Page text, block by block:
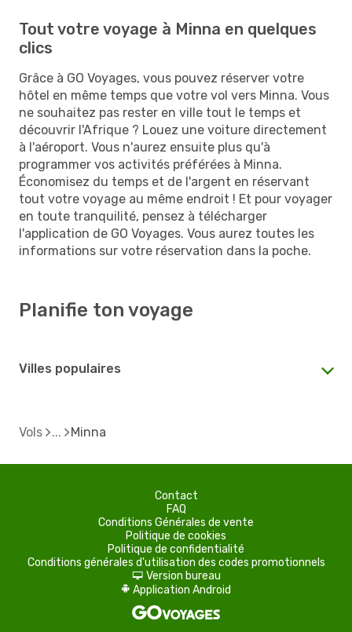
Tout votre voyage à Minna en quelques
clics
Grâce à GO Voyages, vous pouvez réserver votre
hôtel en même temps que votre vol vers Minna. Vous
ne souhaitez pas rester en ville tout le temps et
découvrir l'Afrique ? Louez une voiture directement
à l'aéroport. Vous n'aurez ensuite plus qu'à
programmer vos activités préférées à Minna.
Économisez du temps et de l'argent en réservant
tout votre voyage au même endroit ! Et pour voyager
en toute tranquilité, pensez à télécharger
l'application de GO Voyages. Vous aurez toutes les
informations sur votre réservation dans la poche.
Planifie ton voyage
Villes populaires
Vols Minna
Contact
FAQ
Conditions Générales de vente
Politique de cookies
Politique de confidentialité
Conditions générales d'utilisation des codes promotionnels
d Version bureau
A Application Android